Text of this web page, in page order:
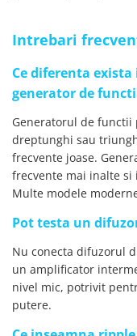
Intrebari
Ce diferenta
generator de
Generatorul de
dreptunghi sau
frecvente joase.
frecvente mai inalte
Multe modele
Pot testa un
Nu conecta difuzorul
un amplificator
nivel mic, potrivit
putere.